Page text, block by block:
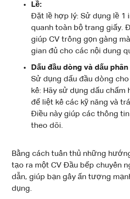
Lề:
Đặt lề hợp lý: Sử dụng lề 1
quanh toàn bộ trang giấy.
giúp CV trông gọn gàng
gian đủ cho các nội dung
Dấu đầu dòng và dấu phân
Sử dụng dấu đầu dòng
kê: Hãy sử dụng dấu chấm
để liệt kê các kỹ năng và
Điều này giúp các thông
theo dõi.
Bằng cách tuân thủ những
tạo ra một CV Đầu bếp chuyên
dẫn, giúp bạn gây ấn tượng
dụng.